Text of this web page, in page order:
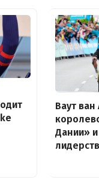
Ваут ван
Дании»